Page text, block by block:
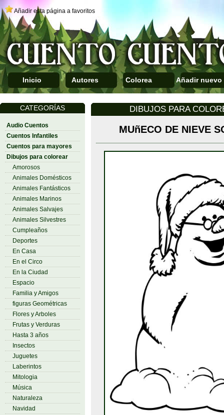
Añadir esta página a favoritos
Inicio Autores Colorea Añadir nuevo
CATEGORÍAS
Audio Cuentos
Cuentos Infantiles
Cuentos para mayores
Dibujos para colorear
Amorosos
Animales Domésticos
Animales Fantásticos
Animales Marinos
Animales Salvajes
Animales Silvestres
Cumpleaños
Deportes
En Casa
En el Circo
En la Ciudad
Espacio
Familia y Amigos
figuras Geométricas
Flores y Arboles
Frutas y Verduras
Hasta 3 años
Insectos
Juguetes
Laberintos
Mitologia
Música
Naturaleza
Navidad
DIBUJOS PARA
MUñECO DE NIEVE